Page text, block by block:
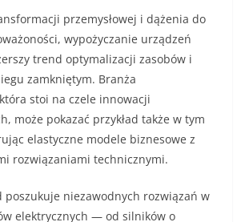
przemysłowej i dążenia do
wypożyczanie urządzeń
trend optymalizacji zasobów i
zamkniętym. Branża
stoi na czele innowacji
może pokazać przykład także w tym
elastyczne modele biznesowe z
rozwiązaniami technicznymi.
poszukuje niezawodnych rozwiązań w
elektrycznych — od silników o